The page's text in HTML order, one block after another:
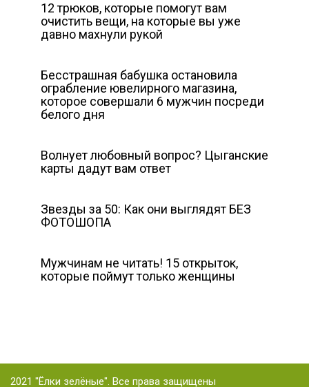
12 трюков, которые помогут вам
очистить вещи, на которые вы уже
давно махнули рукой
Бесстрашная бабушка остановила
ограбление ювелирного магазина,
которое совершали 6 мужчин посреди
белого дня
Волнует любовный вопрос? Цыганские
карты дадут вам ответ
Звезды за 50: Как они выглядят БЕЗ
ФОТОШОПА
Мужчинам не читать! 15 открыток,
которые поймут только женщины
2021 "Ёлки зелёные". Все права защищены